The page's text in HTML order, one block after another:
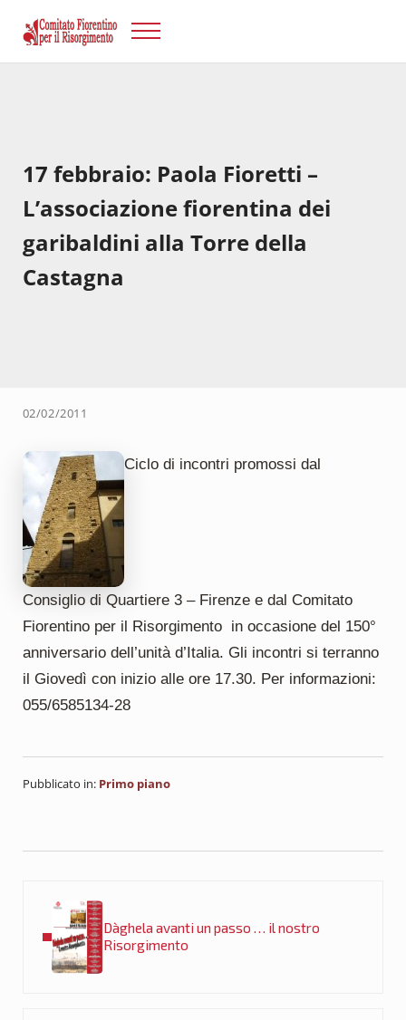
Risorgimento Firenze
Menu
17 febbraio: Paola Fioretti –
L’associazione fiorentina dei
garibaldini alla Torre della
Castagna
02/02/2011
Ciclo di incontri promossi dal
Consiglio di Quartiere 3 – Firenze e dal Comitato
Fiorentino per il Risorgimento in occasione del 150°
anniversario dell’unità d’Italia. Gli incontri si terranno
il Giovedì con inizio alle ore 17.30. Per informazioni:
055/6585134-28
Pubblicato in: Primo piano
Dàghela avanti un passo … il nostro
Risorgimento